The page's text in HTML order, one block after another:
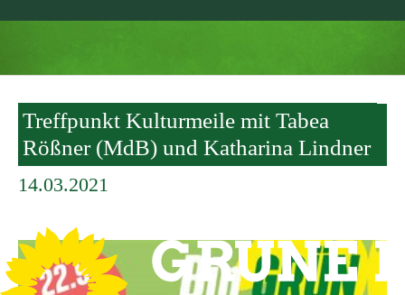
Treffpunkt Kulturmeile mit Tabea
Rößner (MdB) und Katharina Lindner
14.03.2021